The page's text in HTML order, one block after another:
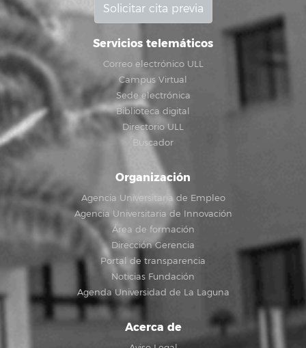
Solicitar cita previa
Servicios telemáticos
Correo electrónico ULL
Campus Virtual
Sede electrónica
Biblioteca digital
Directorio ULL
Buscador
Organización
Agencia Universitaria de Empleo
Agencia Universitaria de Innovación
Área de formación
Dirección Gerencia
Portal de transparencia
Noticias Fundación
Agenda Universidad de La Laguna
Acerca de